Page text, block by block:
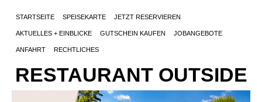
STARTSEITE SPEISEKARTE JETZT RESERVIEREN
AKTUELLES + EINBLICKE GUTSCHEIN KAUFEN JOBANGEBOTE
ANFAHRT RECHTLICHES
RESTAURANT OUTSIDE